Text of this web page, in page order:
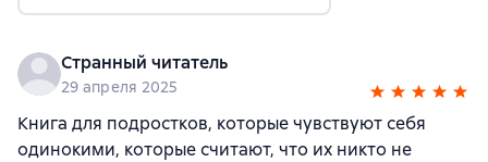
Странный читатель
29 апреля 2025
Книга для подростков, которые чувствуют себя
одинокими, которые считают, что их никто не